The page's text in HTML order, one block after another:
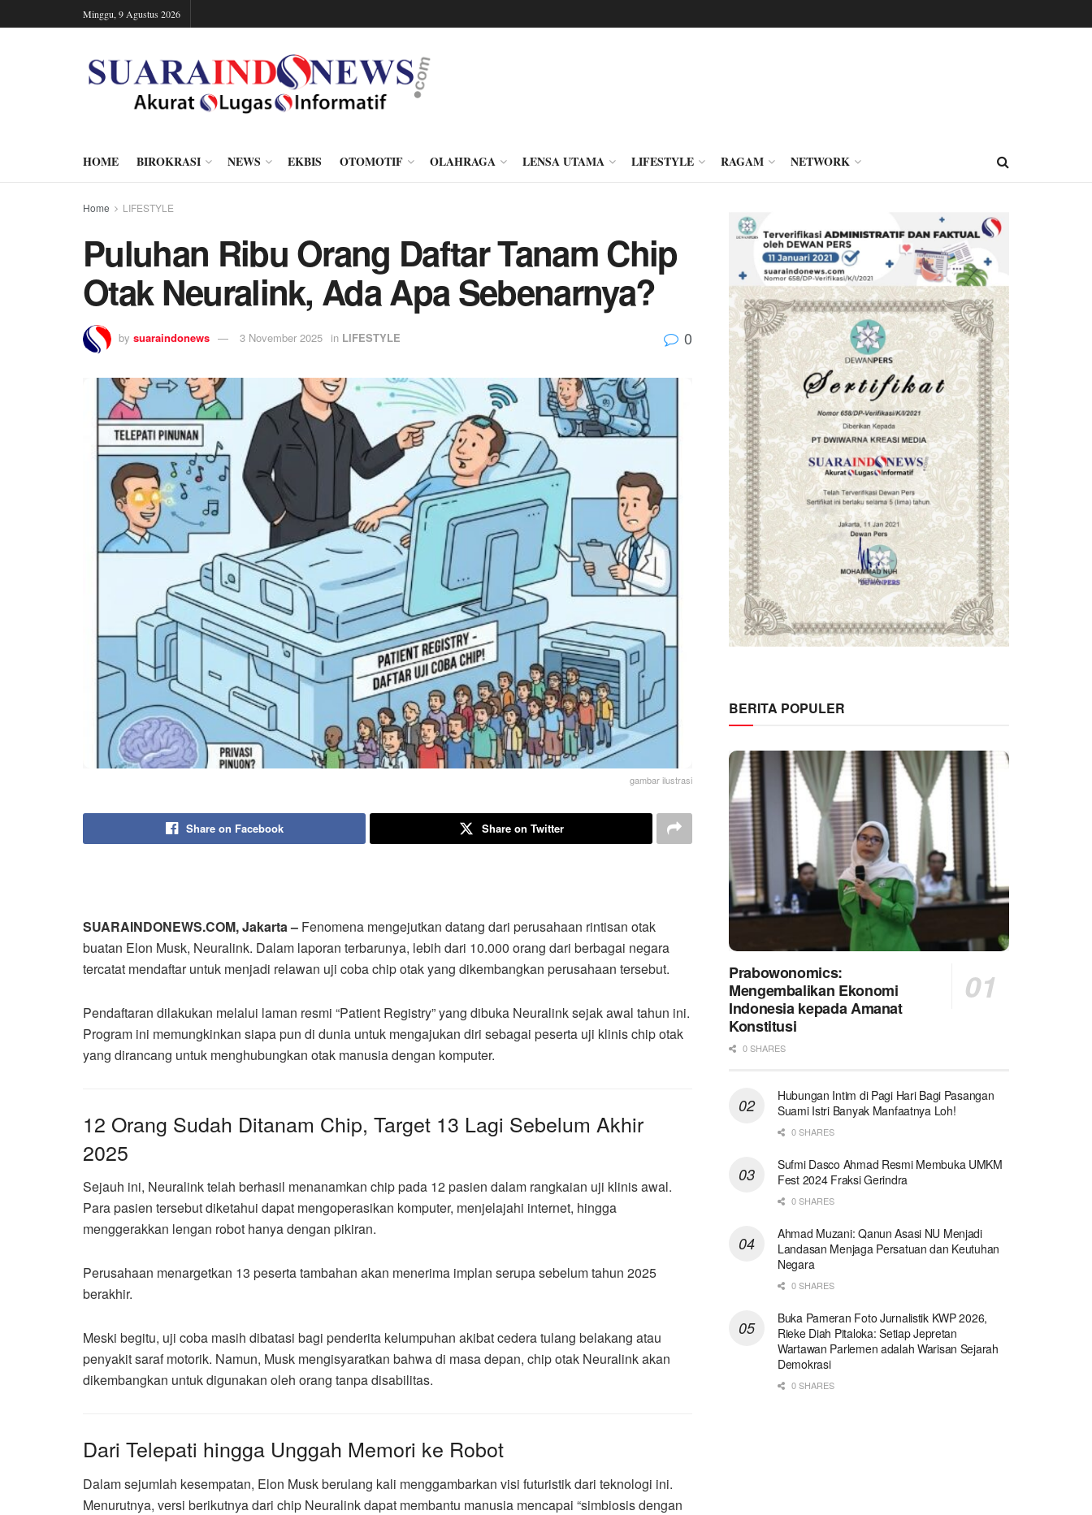
Minggu, 9 Agustus 2026
HOME BIROKRASI NEWS EKBIS OTOMOTIF OLAHRAGA LENSA UTAMA LIFESTYLE RAGAM NETWORK
Home LIFESTYLE
Puluhan Ribu Orang Daftar Tanam Chip
Otak Neuralink, Ada Apa Sebenarnya?
by suaraindonews 3 November 2025 in LIFESTYLE 0
gambar ilustrasi
Share on Facebook Share on Twitter
SUARAINDONEWS.COM, Jakarta – Fenomena mengejutkan datang dari perusahaan rintisan otak
buatan Elon Musk, Neuralink. Dalam laporan terbarunya, lebih dari 10.000 orang dari berbagai negara
tercatat mendaftar untuk menjadi relawan uji coba chip otak yang dikembangkan perusahaan tersebut.
Pendaftaran dilakukan melalui laman resmi “Patient Registry” yang dibuka Neuralink sejak awal tahun ini.
Program ini memungkinkan siapa pun di dunia untuk mengajukan diri sebagai peserta uji klinis chip otak
yang dirancang untuk menghubungkan otak manusia dengan komputer.
12 Orang Sudah Ditanam Chip, Target 13 Lagi Sebelum Akhir
2025
Sejauh ini, Neuralink telah berhasil menanamkan chip pada 12 pasien dalam rangkaian uji klinis awal.
Para pasien tersebut diketahui dapat mengoperasikan komputer, menjelajahi internet, hingga
menggerakkan lengan robot hanya dengan pikiran.
Perusahaan menargetkan 13 peserta tambahan akan menerima implan serupa sebelum tahun 2025
berakhir.
Meski begitu, uji coba masih dibatasi bagi penderita kelumpuhan akibat cedera tulang belakang atau
penyakit saraf motorik. Namun, Musk mengisyaratkan bahwa di masa depan, chip otak Neuralink akan
dikembangkan untuk digunakan oleh orang tanpa disabilitas.
Dari Telepati hingga Unggah Memori ke Robot
Dalam sejumlah kesempatan, Elon Musk berulang kali menggambarkan visi futuristik dari teknologi ini.
Menurutnya, versi berikutnya dari chip Neuralink dapat membantu manusia mencapai “simbiosis dengan
BERITA POPULER
Prabowonomics:
Mengembalikan Ekonomi
Indonesia kepada Amanat
Konstitusi
0 SHARES
Hubungan Intim di Pagi Hari Bagi Pasangan
Suami Istri Banyak Manfaatnya Loh!
0 SHARES
Sufmi Dasco Ahmad Resmi Membuka UMKM
Fest 2024 Fraksi Gerindra
0 SHARES
Ahmad Muzani: Qanun Asasi NU Menjadi
Landasan Menjaga Persatuan dan Keutuhan
Negara
0 SHARES
Buka Pameran Foto Jurnalistik KWP 2026,
Rieke Diah Pitaloka: Setiap Jepretan
Wartawan Parlemen adalah Warisan Sejarah
Demokrasi
0 SHARES